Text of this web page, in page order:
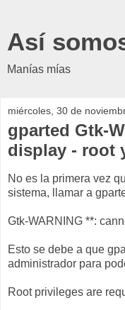
Así
Manías mías
miércoles, 30 de
gparted Gtk-
display - root
No es la primera vez
sistema, llamar a
Gtk-WARNING **:
Esto se debe a que
administrador para
Root privileges are